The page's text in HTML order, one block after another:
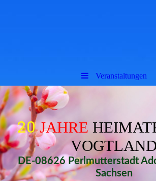
Veranstaltungen
20 JAHRE
DE-08626 Perlmutterstadt
Sachsen